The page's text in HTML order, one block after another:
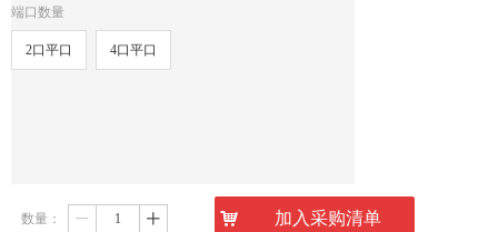
端口数量
2口平口 4口平口
数量： ꄷ ꄸ 낙 加入采购清单